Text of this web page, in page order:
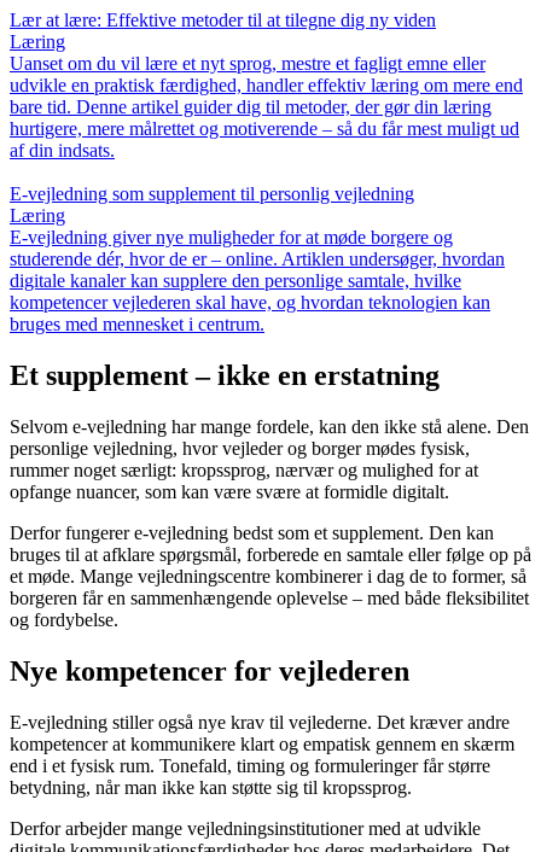
Lær at lære: Effektive metoder til at tilegne dig ny viden
Læring
Uanset om du vil lære et nyt sprog, mestre et fagligt emne eller
udvikle en praktisk færdighed, handler effektiv læring om mere end
bare tid. Denne artikel guider dig til metoder, der gør din læring
hurtigere, mere målrettet og motiverende – så du får mest muligt ud
af din indsats.
E-vejledning som supplement til personlig vejledning
Læring
E-vejledning giver nye muligheder for at møde borgere og
studerende dér, hvor de er – online. Artiklen undersøger, hvordan
digitale kanaler kan supplere den personlige samtale, hvilke
kompetencer vejlederen skal have, og hvordan teknologien kan
bruges med mennesket i centrum.
Et supplement – ikke en erstatning
Selvom e-vejledning har mange fordele, kan den ikke stå alene. Den
personlige vejledning, hvor vejleder og borger mødes fysisk,
rummer noget særligt: kropssprog, nærvær og mulighed for at
opfange nuancer, som kan være svære at formidle digitalt.
Derfor fungerer e-vejledning bedst som et supplement. Den kan
bruges til at afklare spørgsmål, forberede en samtale eller følge op på
et møde. Mange vejledningscentre kombinerer i dag de to former, så
borgeren får en sammenhængende oplevelse – med både fleksibilitet
og fordybelse.
Nye kompetencer for vejlederen
E-vejledning stiller også nye krav til vejlederne. Det kræver andre
kompetencer at kommunikere klart og empatisk gennem en skærm
end i et fysisk rum. Tonefald, timing og formuleringer får større
betydning, når man ikke kan støtte sig til kropssprog.
Derfor arbejder mange vejledningsinstitutioner med at udvikle